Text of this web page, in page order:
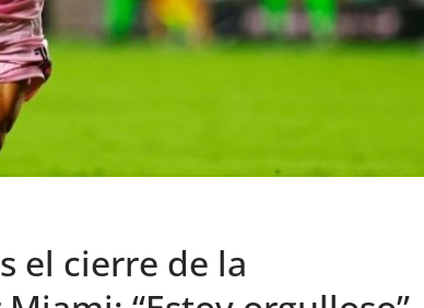
el cierre de la